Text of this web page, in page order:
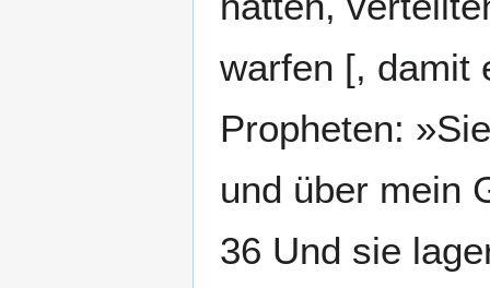
warfen [, damit
Propheten:
und über mein
36 Und sie